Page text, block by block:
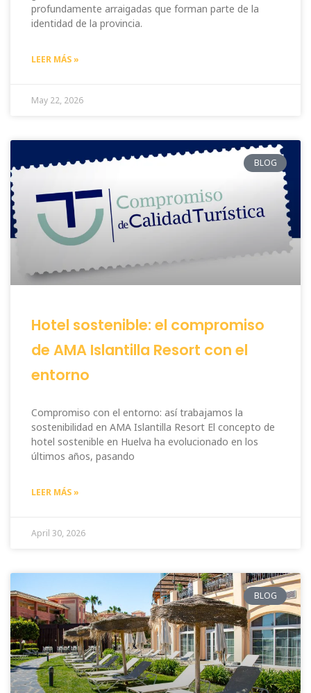
profundamente arraigadas que forman parte de la
identidad de la provincia.
LEER MÁS »
May 22, 2026
BLOG
Hotel sostenible: el compromiso
de AMA Islantilla Resort con el
entorno
Compromiso con el entorno: así trabajamos la
sostenibilidad en AMA Islantilla Resort El concepto de
hotel sostenible en Huelva ha evolucionado en los
últimos años, pasando
LEER MÁS »
April 30, 2026
BLOG